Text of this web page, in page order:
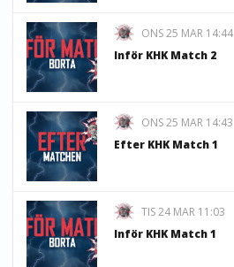
ONS 25 MAR 14:44
Inför KHK Match 2
ONS 25 MAR 14:43
Efter KHK Match 1
TIS 24 MAR 11:03
Inför KHK Match 1